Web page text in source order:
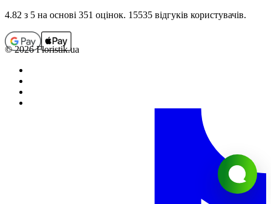
4.82 з 5 на основi 351 оцiнок. 15535 відгуків користувачiв.
© 2026 Floristik.ua